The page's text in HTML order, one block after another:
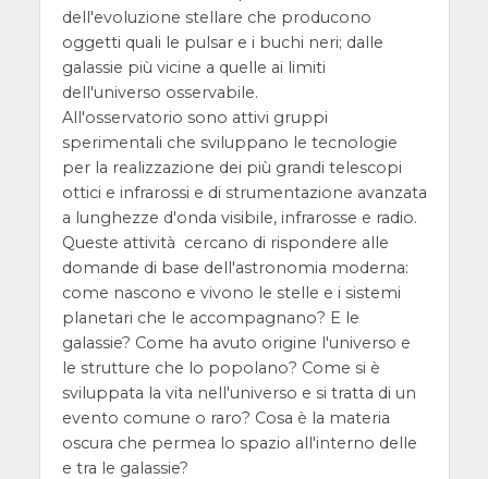
dell'evoluzione stellare che producono
oggetti quali le pulsar e i buchi neri; dalle
galassie più vicine a quelle ai limiti
dell'universo osservabile.
All'osservatorio sono attivi gruppi
sperimentali che sviluppano le tecnologie
per la realizzazione dei più grandi telescopi
ottici e infrarossi e di strumentazione avanzata
a lunghezze d'onda visibile, infrarosse e radio.
Queste attività cercano di rispondere alle
domande di base dell'astronomia moderna:
come nascono e vivono le stelle e i sistemi
planetari che le accompagnano? E le
galassie? Come ha avuto origine l'universo e
le strutture che lo popolano? Come si è
sviluppata la vita nell'universo e si tratta di un
evento comune o raro? Cosa è la materia
oscura che permea lo spazio all'interno delle
e tra le galassie?